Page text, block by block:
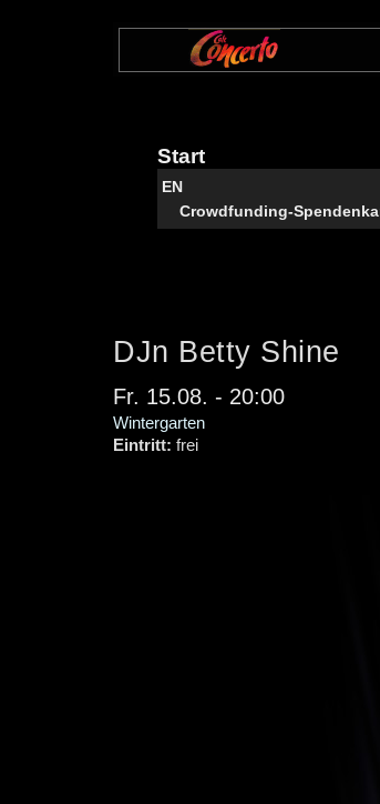
Start
EN
Crowdfunding-
DJn Betty Shine
Fr. 15.08. - 20:00
Wintergarten
Eintritt: frei